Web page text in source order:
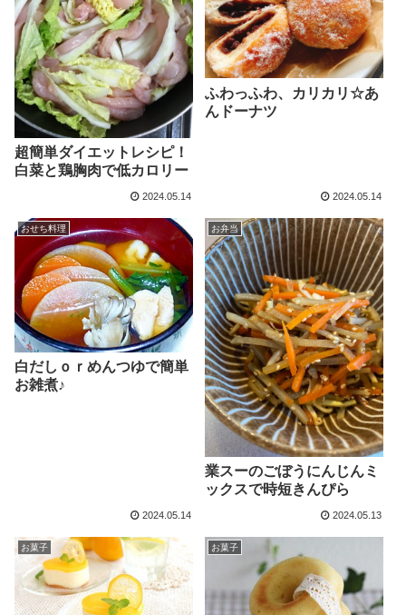
超簡単ダイエットレシピ！
白菜と鶏胸肉で低カロリー
2024.05.14
ふわっふわ、カリカリ☆あ
んドーナツ
2024.05.14
おせち料理
白だしｏｒめんつゆで簡単
お雑煮♪
2024.05.14
お弁当
業スーのごぼうにんじんミ
ックスで時短きんぴら
2024.05.13
お菓子 お菓子